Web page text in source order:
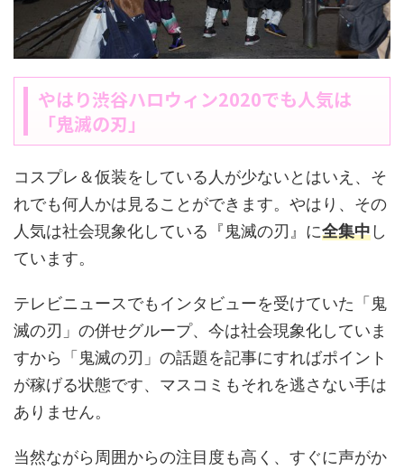
やはり渋谷ハロウィン2020でも人気は
「鬼滅の刃」
コスプレ＆仮装をしている人が少ないとはいえ、そ
れでも何人かは見ることができます。やはり、その
人気は社会現象化している『鬼滅の刃』に全集中し
ています。
テレビニュースでもインタビューを受けていた「鬼
滅の刃」の併せグループ、今は社会現象化していま
すから「鬼滅の刃」の話題を記事にすればポイント
が稼げる状態です、マスコミもそれを逃さない手は
ありません。
当然ながら周囲からの注目度も高く、すぐに声がか